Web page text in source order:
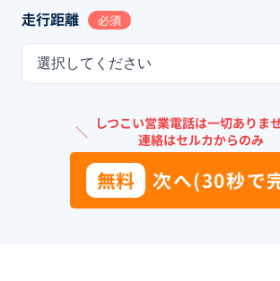
走行距離 必須
選択してください
＼ しつこい営業電話は一切ありませ
連絡はセルカからのみ
無料 次へ(30秒で